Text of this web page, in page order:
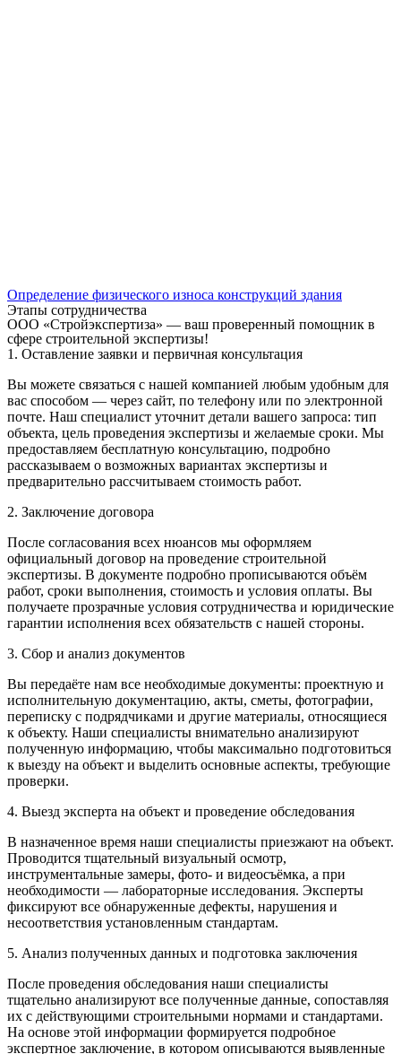
Определение физического износа конструкций здания
Этапы сотрудничества
ООО «Стройэкспертиза» — ваш проверенный помощник в
сфере строительной экспертизы!
1. Оставление заявки и первичная консультация
Вы можете связаться с нашей компанией любым удобным для
вас способом — через сайт, по телефону или по электронной
почте. Наш специалист уточнит детали вашего запроса: тип
объекта, цель проведения экспертизы и желаемые сроки. Мы
предоставляем бесплатную консультацию, подробно
рассказываем о возможных вариантах экспертизы и
предварительно рассчитываем стоимость работ.
2. Заключение договора
После согласования всех нюансов мы оформляем
официальный договор на проведение строительной
экспертизы. В документе подробно прописываются объём
работ, сроки выполнения, стоимость и условия оплаты. Вы
получаете прозрачные условия сотрудничества и юридические
гарантии исполнения всех обязательств с нашей стороны.
3. Сбор и анализ документов
Вы передаёте нам все необходимые документы: проектную и
исполнительную документацию, акты, сметы, фотографии,
переписку с подрядчиками и другие материалы, относящиеся
к объекту. Наши специалисты внимательно анализируют
полученную информацию, чтобы максимально подготовиться
к выезду на объект и выделить основные аспекты, требующие
проверки.
4. Выезд эксперта на объект и проведение обследования
В назначенное время наши специалисты приезжают на объект.
Проводится тщательный визуальный осмотр,
инструментальные замеры, фото- и видеосъёмка, а при
необходимости — лабораторные исследования. Эксперты
фиксируют все обнаруженные дефекты, нарушения и
несоответствия установленным стандартам.
5. Анализ полученных данных и подготовка заключения
После проведения обследования наши специалисты
тщательно анализируют все полученные данные, сопоставляя
их с действующими строительными нормами и стандартами.
На основе этой информации формируется подробное
экспертное заключение, в котором описываются выявленные